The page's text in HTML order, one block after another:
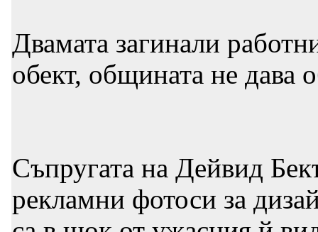
Двамата загинали
обект, общината не дава
Съпругата на Дейвид
рекламни фотоси за